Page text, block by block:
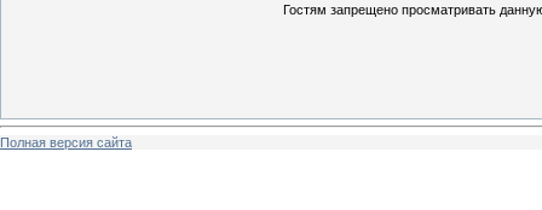
Гостям запрещено просматривать
Полная версия сайта